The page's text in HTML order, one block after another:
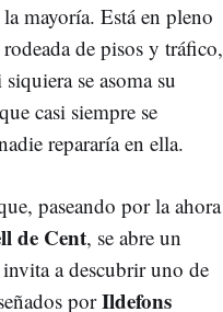
mayoría. Está en pleno
de pisos y tráfico,
se asoma su
casi siempre se
repararía en ella.
paseando por la ahora
de Cent, se abre un
a descubrir uno de
porIldefons